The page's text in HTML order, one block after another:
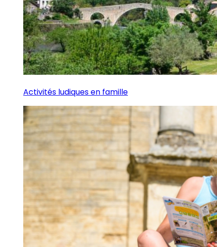
Activités ludiques en famille